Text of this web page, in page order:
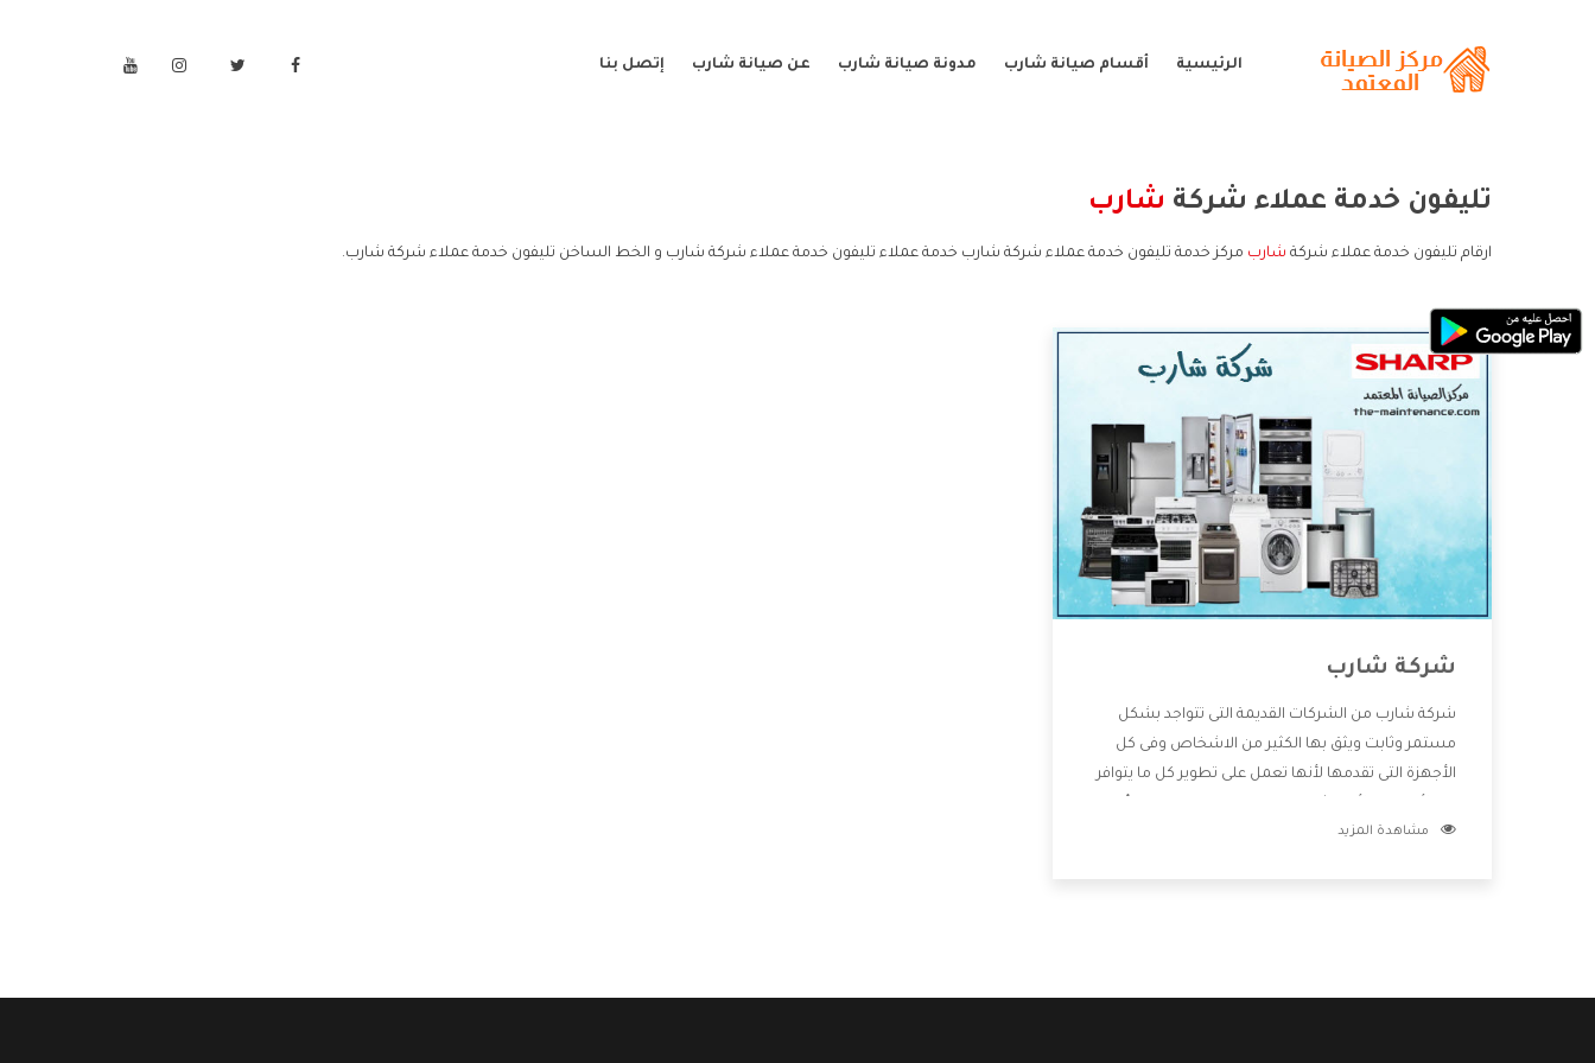
الرئيسية أقسام صيانة شارب مدونة صيانة شارب عن صيانة شارب إتصل بنا
تليفون خدمة عملاء شركة شارب
ارقام تليفون خدمة عملاء شركة شارب مركز خدمة تليفون خدمة عملاء شركة شارب خدمة عملاء تليفون خدمة عملاء شركة شارب و الخط الساخن تليفون خدمة عملاء شركة شارب.
شركة شارب
شركة شارب من الشركات القديمة التى تتواجد بشكل
مستمر وثابت ويثق بها الكثير من الاشخاص وفى كل
الأجهزة التى تقدمها لأنها تعمل على تطوير كل ما يتوافر
خدمات ما بعد البيع مع المنتجات وتقدم للعملاء أقوى
مشاهدة المزيد